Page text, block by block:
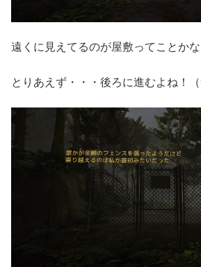
遠くに見えてるのが屋敷ってことかな
とりあえず・・・後ろに進むよね！（